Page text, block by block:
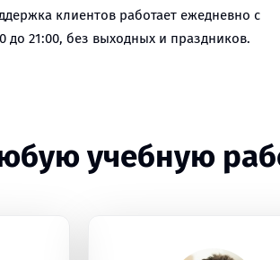
клиентов работает ежедневно с
до 21:00, без выходных и праздников.
учебную